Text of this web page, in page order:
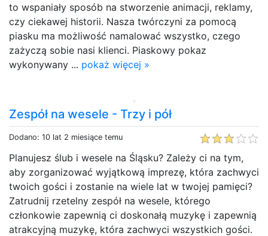
to wspaniały sposób na stworzenie animacji, reklamy,
czy ciekawej historii. Nasza twórczyni za pomocą
piasku ma możliwość namalować wszystko, czego
zażyczą sobie nasi klienci. Piaskowy pokaz
wykonywany ... pokaż więcej »
Zespół na wesele - Trzy i pół
Dodano: 10 lat 2 miesiące temu
Planujesz ślub i wesele na Śląsku? Zależy ci na tym,
aby zorganizować wyjątkową imprezę, która zachwyci
twoich gości i zostanie na wiele lat w twojej pamięci?
Zatrudnij rzetelny zespół na wesele, którego
członkowie zapewnią ci doskonałą muzykę i zapewnią
atrakcyjną muzykę, która zachwyci wszystkich gości.